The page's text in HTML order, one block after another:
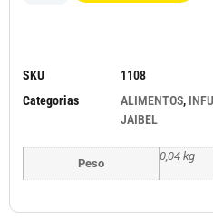
SKU
1108
Categorias
ALIMENTOS,
JAIBEL
Peso
0,04 kg